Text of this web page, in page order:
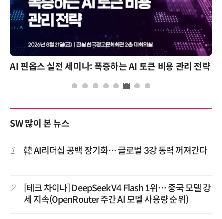
AI 핀옵스 실전 세미나: 폭증하는 AI 토큰 비용 관리 전략
SW 많이 본 뉴스
1 韓 AI리더십 공백 장기화… 글로벌 3강 동력 꺼져간다
2
[테크 차이나] DeepSeek V4 Flash 1위… 중국 모델 강
세 지속(OpenRouter 주간 AI 모델 사용량 순위)